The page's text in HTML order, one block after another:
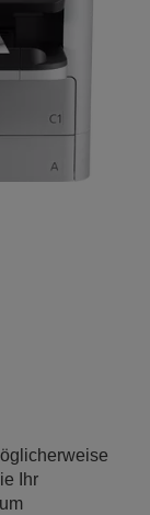
Ihr